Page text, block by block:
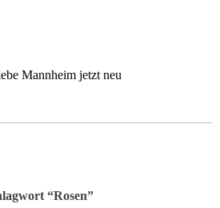
“Rosen”